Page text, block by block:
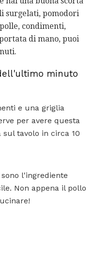
surgelati, pomodori
condimenti,
di mano, puoi
minuto
e una griglia
per avere questa
tavolo in circa 10
l'ingrediente
Non appena il pollo